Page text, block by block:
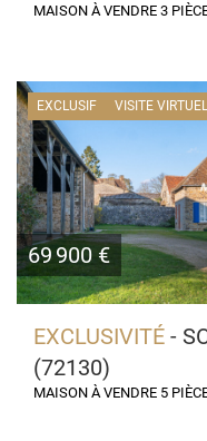
MAISON À VENDRE 3
EXCLUSIF VISITE
69 900 €
EXCLUSIVITÉ -
(72130)
MAISON À VENDRE 5